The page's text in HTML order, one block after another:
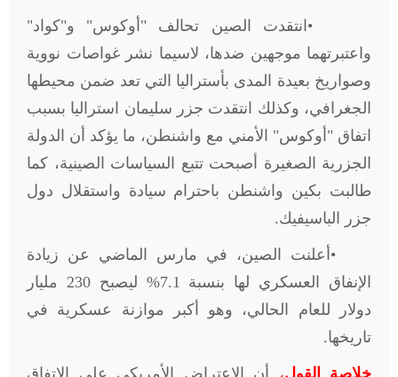
• انتقدت الصين تحالف "أوكوس" و"كواد"
واعتبرتهما موجهين ضدها، لاسيما نشر غواصات نووية
وصواريخ بعيدة المدى بأستراليا التي تعد ضمن محيطها
الجغرافي، وكذلك انتقدت جزر سليمان استراليا بسبب
اتفاق "أوكوس" الأمني مع واشنطن، ما يؤكد أن الدولة
الجزرية الصغيرة أصبحت تتبع السياسات الصينية، كما
طالبت بكين واشنطن باحترام سيادة واستقلال دول
جزر الباسيفيك.
• أعلنت الصين، في مارس الماضي عن زيادة
الإنفاق العسكري لها بنسبة 7.1% ليصبح 230 مليار
دولار للعام الحالي، وهو أكبر موازنة عسكرية في
تاريخها.